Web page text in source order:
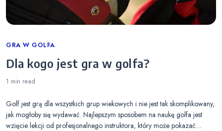
Categories
GRA W GOLFA
Dla kogo jest gra w golfa?
1 min read
Golf jest grą dla wszystkich grup wiekowych i nie jest tak skomplikowany,
jak mogłoby się wydawać. Najlepszym sposobem na naukę golfa jest
wzięcie lekcji od profesjonalnego instruktora, który może pokazać…